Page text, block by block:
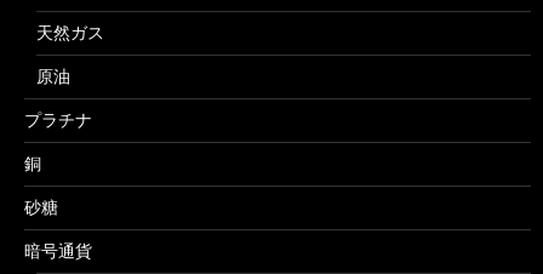
天然ガス
原油
プラチナ
銅
砂糖
暗号通貨